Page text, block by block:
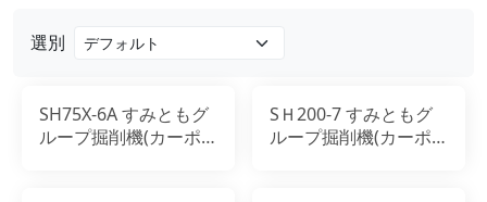
選別
SH75X-6A すみともグ
ループ掘削機(カーポ
SＨ200-7 すみともグ
ループ掘削機(カーポ